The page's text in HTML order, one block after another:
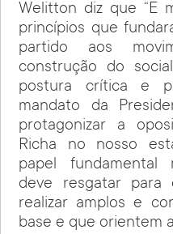
Welitton diz que “É
princípios que
partido aos
construção do
postura crítica e
mandato da
protagonizar a
Richa no nosso
papel fundamental
deve resgatar
realizar amplos e
base e que orientem